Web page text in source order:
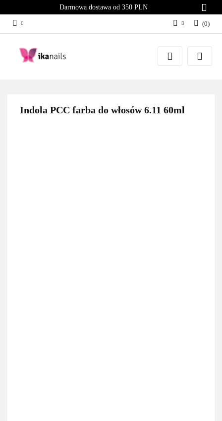
Darmowa dostawa od 350 PLN
Zaloguj się
Załóż konto
(0)
Indola PCC farba do włosów 6.11 60ml